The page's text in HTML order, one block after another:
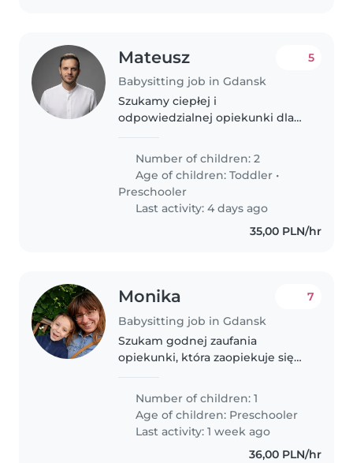
Mateusz
Babysitting job in Gdansk
5
Szukamy ciepłej i
odpowiedzialnej opiekunki dla
roku i 3 lata . Mile widziana osoba
z naszymi znajomościami
hiszpańsko-polskimi i
komfortem z obecnością..
Number of children: 2
Age of children:Toddler •
Preschooler
Last activity: 4 days ago
35,00 PLN/hr
Monika
Babysitting job in Gdansk
7
Szukam godnej zaufania
opiekunki, która zaopiekuje się
uwagę ale również jest
samodzielny. Nie przeszkadza mi
towarzystwo dodatkowych
dzieci jeśli niania..
Number of children: 1
Age of children: Preschooler
Last activity: 1 week ago
36,00 PLN/hr